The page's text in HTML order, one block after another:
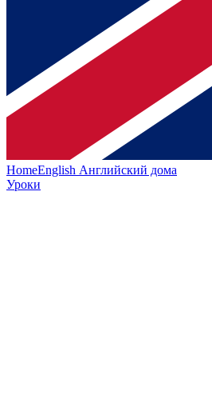
HomeEnglish Английский дома
Уроки